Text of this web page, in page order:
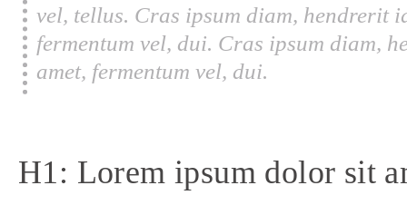
vel, tellus. Cras ipsum diam, hendrerit
fermentum vel, dui. Cras ipsum diam,
amet, fermentum vel, dui.
H1: Lorem ipsum dolor sit